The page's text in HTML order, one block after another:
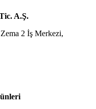
A.Ş.
2 İş Merkezi,